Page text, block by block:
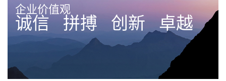
企业价值观
诚信 拼搏 创新 卓越